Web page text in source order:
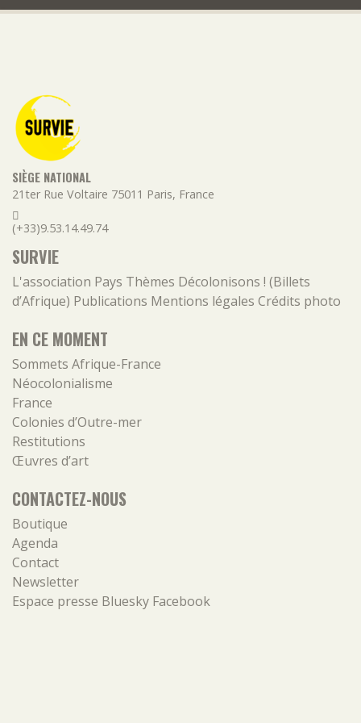
SIÈGE NATIONAL
21ter Rue Voltaire 75011 Paris, France
(+33)9.53.14.49.74
SURVIE
L'association Pays Thèmes Décolonisons ! (Billets
d’Afrique) Publications Mentions légales Crédits photo
EN CE MOMENT
Sommets Afrique-France
Néocolonialisme
France
Colonies d’Outre-mer
Restitutions
Œuvres d’art
CONTACTEZ-NOUS
Boutique
Agenda
Contact
Newsletter
Espace presse Bluesky Facebook